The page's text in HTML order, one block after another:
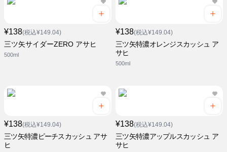
¥138(税込¥149.04)
三ツ矢サイダーZERO アサヒ
500ml
¥138(税込¥149.04)
三ツ矢特濃オレンジスカッシュ ア
サヒ
500ml
¥138(税込¥149.04)
三ツ矢特濃ピーチスカッシュ アサ
ヒ
¥138(税込¥149.04)
三ツ矢特濃アップルスカッシュ ア
サヒ